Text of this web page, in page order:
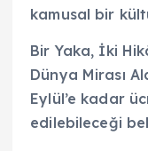
kamusal bir
Bir Yaka, İki
Dünya Mirası
Eylül’e kadar
edilebileceği